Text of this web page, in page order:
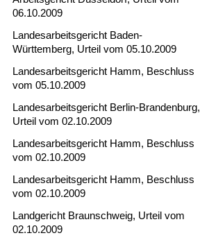
06.10.2009
Landesarbeitsgericht Baden-
Württemberg, Urteil vom 05.10.2009
Landesarbeitsgericht Hamm, Beschluss
vom 05.10.2009
Landesarbeitsgericht Berlin-Brandenburg,
Urteil vom 02.10.2009
Landesarbeitsgericht Hamm, Beschluss
vom 02.10.2009
Landesarbeitsgericht Hamm, Beschluss
vom 02.10.2009
Landgericht Braunschweig, Urteil vom
02.10.2009